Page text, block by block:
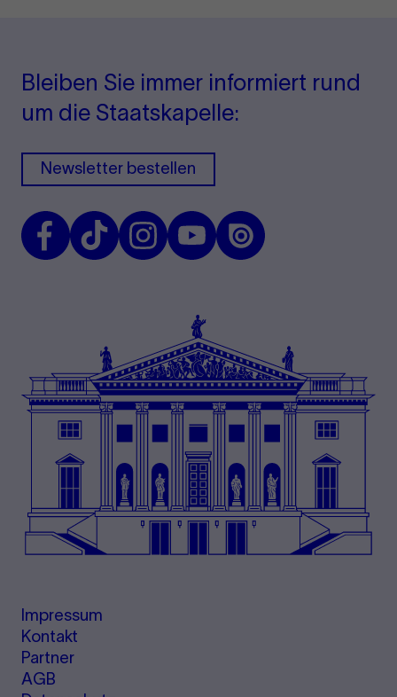
Bleiben Sie immer informiert rund
um die Staatskapelle:
Newsletter bestellen
FacebookTikTok InstagramYoutubeIssuu
Impressum
Kontakt
Partner
AGB